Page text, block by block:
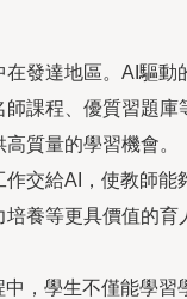
在發達地區。AI驅動
課程、優質習題庫
質量的學習機會。
交給AI，使教師能
養等更具價值的育
中，學生不僅能學習